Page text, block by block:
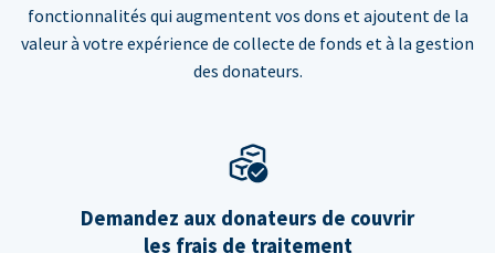
fonctionnalités qui augmentent vos dons et ajoutent de la
valeur à votre expérience de collecte de fonds et à la gestion
des donateurs.
Demandez aux donateurs de couvrir
les frais de traitement